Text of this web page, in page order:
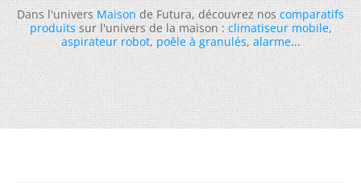
Dans l'universMaisonde Futura, découvrez noscomparatifs
produitssur l'univers de la maison :climatiseur mobile,
aspirateur robot,poêle à granulés,alarme...